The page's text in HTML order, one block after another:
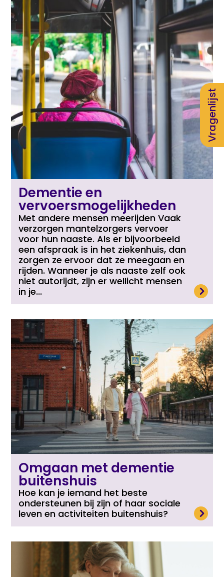
Dementie en
vervoersmogelijkheden
Met andere mensen meerijden Vaak
verzorgen mantelzorgers vervoer
voor hun naaste. Als er bijvoorbeeld
een afspraak is in het ziekenhuis, dan
zorgen ze ervoor dat ze meegaan en
rijden. Wanneer je als naaste zelf ook
niet autorijdt, zijn er wellicht mensen
in je...
Omgaan met dementie
buitenshuis
Hoe kan je iemand het beste
ondersteunen bij zijn of haar sociale
leven en activiteiten buitenshuis?Lees meer
Vragenlijst